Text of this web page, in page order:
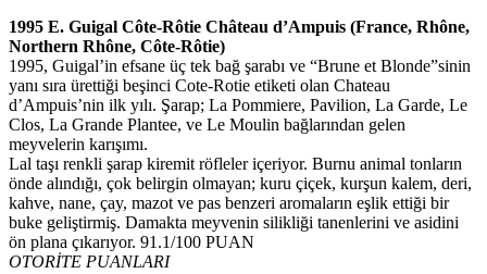
1995 E. Guigal Côte-Rôtie Château d’Ampuis (France, Rhône,
Northern Rhône, Côte-Rôtie)
1995, Guigal’in efsane üç tek bağ şarabı ve “Brune et Blonde”sinin
yanı sıra ürettiği beşinci Cote-Rotie etiketi olan Chateau
d’Ampuis’nin ilk yılı. Şarap; La Pommiere, Pavilion, La Garde, Le
Clos, La Grande Plantee, ve Le Moulin bağlarından gelen
meyvelerin karışımı.
Lal taşı renkli şarap kiremit röfleler içeriyor. Burnu animal tonların
önde alındığı, çok belirgin olmayan; kuru çiçek, kurşun kalem, deri,
kahve, nane, çay, mazot ve pas benzeri aromaların eşlik ettiği bir
buke geliştirmiş. Damakta meyvenin silikliği tanenlerini ve asidini
ön plana çıkarıyor. 91.1/100 PUAN
OTORİTE PUANLARI